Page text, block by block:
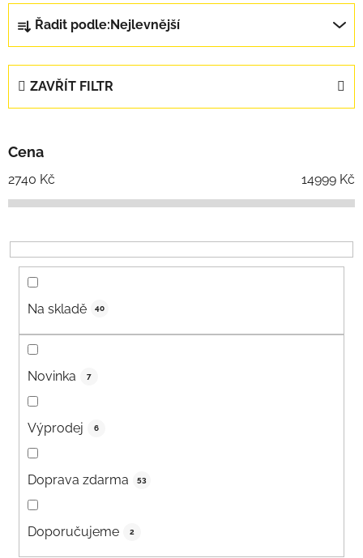
Řazení produktů
Řadit podle: Nejlevnější
ZAVŘÍT FILTR
Cena
2740 Kč 14999 Kč
Na skladě 40
Novinka 7
Výprodej 6
Doprava zdarma 53
Doporučujeme 2